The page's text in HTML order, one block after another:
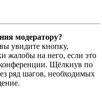
модератору?
увидите кнопку,
жалобы на него, если это
Щёлкнув по
ряд шагов, необходимых